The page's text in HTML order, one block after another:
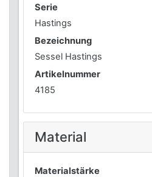
Serie
Hastings
Bezeichnung
Sessel Hastings
Artikelnummer
4185
Material
Materialstärke